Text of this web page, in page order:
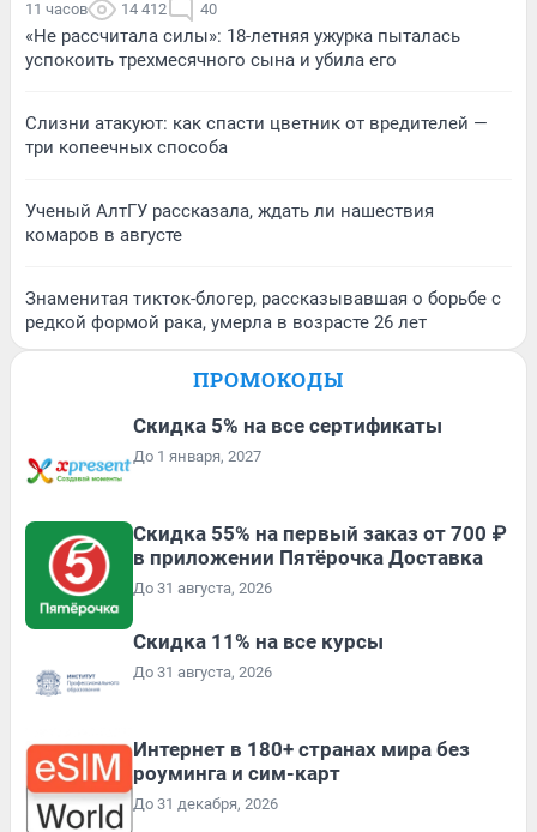
11 часов 14 412 40
«Не рассчитала силы»: 18-летняя ужурка пыталась
успокоить трехмесячного сына и убила его
Слизни атакуют: как спасти цветник от вредителей —
три копеечных способа
Ученый АлтГУ рассказала, ждать ли нашествия
комаров в августе
Знаменитая тикток-блогер, рассказывавшая о борьбе с
редкой формой рака, умерла в возрасте 26 лет
ПРОМОКОДЫ
Скидка 5% на все сертификаты
До 1 января, 2027
Скидка 55% на первый заказ от 700 ₽
в приложении Пятёрочка Доставка
До 31 августа, 2026
Скидка 11% на все курсы
До 31 августа, 2026
Интернет в 180+ странах мира без
роуминга и сим-карт
До 31 декабря, 2026